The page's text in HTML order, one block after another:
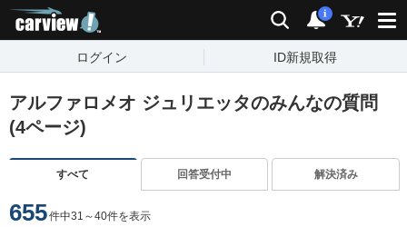
検索 通知
i
ログイン ID新規取得
アルファロメオ ジュリエッタのみんなの質問
(4ページ)
すべて 回答受付中 解決済み
655件中31～40件を表示